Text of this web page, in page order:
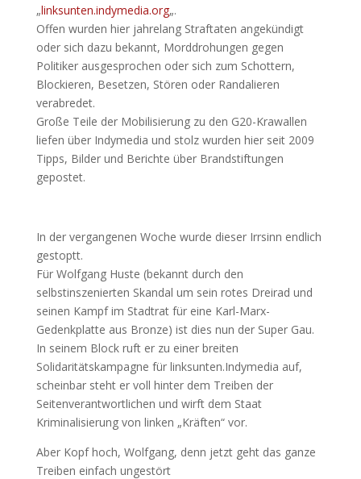
„linksunten.indymedia.org„.
Offen wurden hier jahrelang Straftaten angekündigt
oder sich dazu bekannt, Morddrohungen gegen
Politiker ausgesprochen oder sich zum Schottern,
Blockieren, Besetzen, Stören oder Randalieren
verabredet.
Große Teile der Mobilisierung zu den G20-Krawallen
liefen über Indymedia und stolz wurden hier seit 2009
Tipps, Bilder und Berichte über Brandstiftungen
gepostet.
In der vergangenen Woche wurde dieser Irrsinn endlich
gestoptt.
Für Wolfgang Huste (bekannt durch den
selbstinszenierten Skandal um sein rotes Dreirad und
seinen Kampf im Stadtrat für eine Karl-Marx-
Gedenkplatte aus Bronze) ist dies nun der Super Gau.
In seinem Block ruft er zu einer breiten
Solidaritätskampagne für linksunten.Indymedia auf,
scheinbar steht er voll hinter dem Treiben der
Seitenverantwortlichen und wirft dem Staat
Kriminalisierung von linken „Kräften“ vor.
Aber Kopf hoch, Wolfgang, denn jetzt geht das ganze
Treiben einfach ungestört